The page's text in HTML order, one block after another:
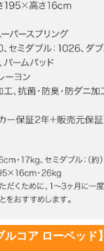
ルコア ローベッド】